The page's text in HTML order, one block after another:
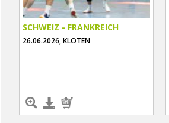
SCHWEIZ - FRANKREICH
26.06.2026, KLOTEN